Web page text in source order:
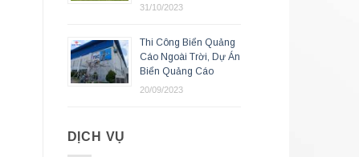
31/10/2023
Thi Công Biển Quảng
Cáo Ngoài Trời, Dự Án
Biển Quảng Cáo
20/09/2023
DỊCH VỤ